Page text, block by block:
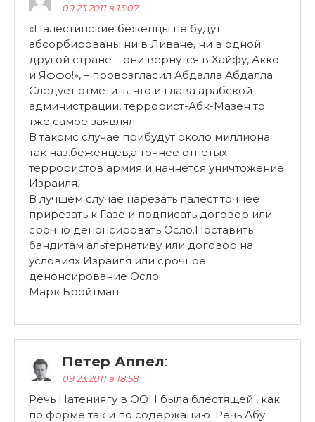
09.23.2011 в 13:07
«Палестинские беженцы не будут
абсорбированы ни в Ливане, ни в одной
другой стране – они вернутся в Хайфу, Акко
и Яффо!», – провозгласил Абдалла Абдалла.
Следует отметить, что и глава арабской
администрации, террорист-Абк-Мазен то
тже самое заявлял.
В такомс случае прибудут около миллиона
так наз.беженцев,а точнее отпетых
террористов армия и начнется уничтожение
Израиля.
В лучшем случае нарезать палест.точнее
прирезать к Газе и подписать договор или
срочно денонсировать Осло.Поставить
бандитам альтернативу или договор на
условиях Израиля или срочное
денонсирование Осло.
Марк Бройтман
Петер Аппел:
09.23.2011 в 18:58
Pечь Натениягу в ООН была блестящей , как
по форме так и по содержанию .Речь Абу